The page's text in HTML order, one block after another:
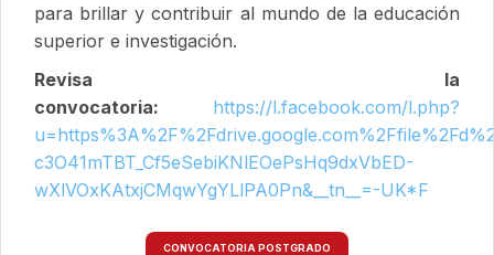
CONVOCATORIA POSTGRADO
para brillar y contribuir al mundo de la educación
superior e investigación.
Revisa la
convocatoria:
https://l.facebook.com/l.php?
c3O41mTBT_Cf5eSebiKNlEOePsHq9dxVbED-
wXlVOxKAtxjCMqwYgYLlPA0Pn&__tn__=-UK*F